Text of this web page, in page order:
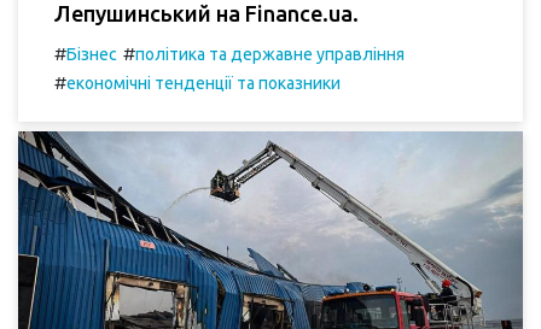
Лепушинський на Finance.ua.
#Бізнес #політика та державне управління
#економічні тенденції та показники